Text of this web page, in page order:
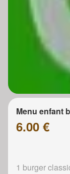
Menu enfant
6.00 €
1 burger